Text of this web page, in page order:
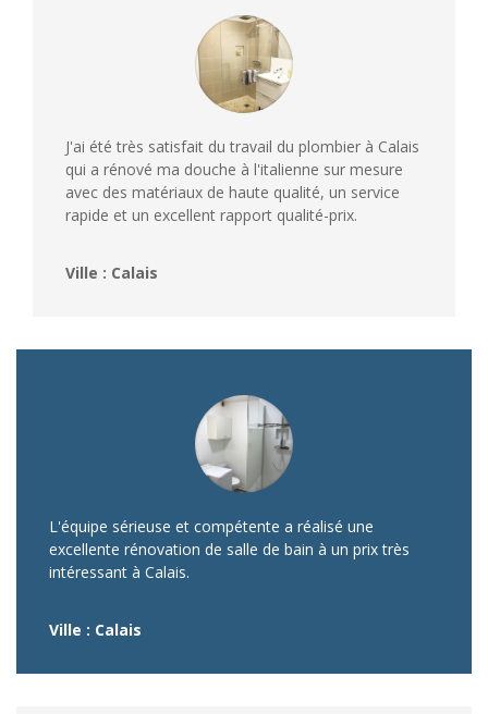
J'ai été très satisfait du travail du plombier à Calais
qui a rénové ma douche à l'italienne sur mesure
avec des matériaux de haute qualité, un service
rapide et un excellent rapport qualité-prix.
Ville : Calais
L'équipe sérieuse et compétente a réalisé une
excellente rénovation de salle de bain à un prix très
intéressant à Calais.
Ville : Calais